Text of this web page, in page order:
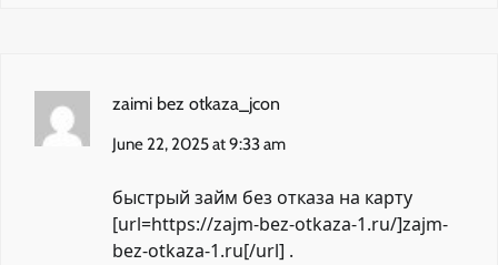
zaimi bez otkaza_jcon
June 22, 2025 at 9:33 am
быстрый займ без отказа на карту
[url=https://zajm-bez-otkaza-1.ru/]zajm-
bez-otkaza-1.ru[/url] .